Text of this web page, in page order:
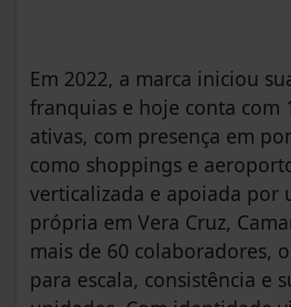
Em 2022, a marca iniciou
franquias e hoje conta com
ativas, com presença em
como shoppings e
verticalizada e apoiada por
própria em Vera Cruz,
mais de 60 colaboradores,
para escala, consistência e